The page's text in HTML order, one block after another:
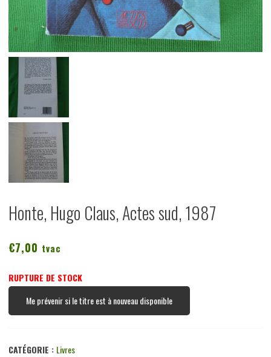
Honte, Hugo Claus, Actes sud, 1987
€7,00 tvac
RUPTURE DE STOCK
Me prévenir si le titre est à nouveau disponible
CATÉGORIE : Livres